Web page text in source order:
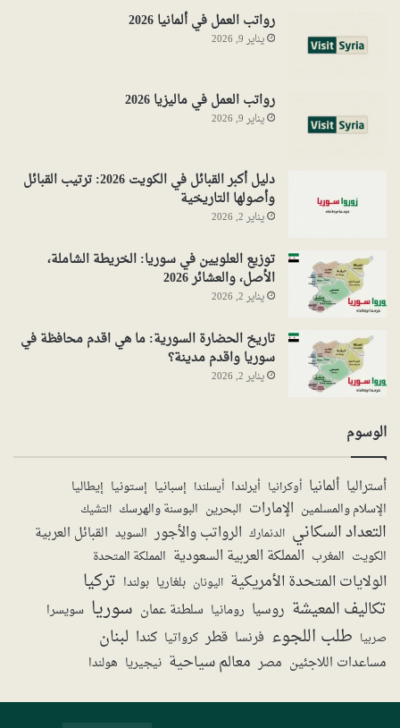
رواتب العمل في ألمانيا 2026
يناير 9, 2026
رواتب العمل في ماليزيا 2026
يناير 9, 2026
دليل أكبر القبائل في الكويت 2026: ترتيب القبائل
وأصولها التاريخية
يناير 2, 2026
توزيع العلويين في سوريا: الخريطة الشاملة،
الأصل، والعشائر 2026
يناير 2, 2026
تاريخ الحضارة السورية: ما هي اقدم محافظة في
سوريا واقدم مدينة؟
يناير 2, 2026
الوسوم
أستراليا ألمانيا أوكرانيا أيرلندا أيسلندا إسبانيا إستونيا إيطاليا
الإسلام والمسلمين الإمارات البحرين البوسنة والهرسك التشيك
التعداد السكاني الدنمارك الرواتب والأجور السويد القبائل العربية
الكويت المغرب المملكة العربية السعودية المملكة المتحدة
الولايات المتحدة الأمريكية اليونان بلغاريا بولندا تركيا
تكاليف المعيشة روسيا رومانيا سلطنة عمان سوريا سويسرا
صربيا طلب اللجوء فرنسا قطر كرواتيا كندا لبنان
مساعدات اللاجئين مصر معالم سياحية نيجيريا هولندا